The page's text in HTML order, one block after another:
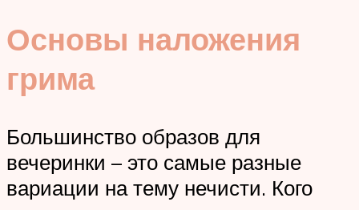
Основы наложения
грима
Большинство образов для
вечеринки – это самые разные
вариации на тему нечисти. Кого